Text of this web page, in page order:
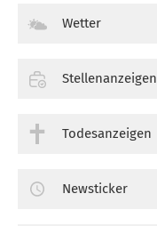
Wetter
Stellenanzeigen
Todesanzeigen
Newsticker